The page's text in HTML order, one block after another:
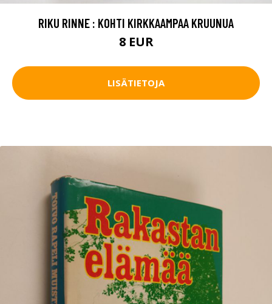
RIKU RINNE : KOHTI KIRKKAAMPAA KRUUNUA
8 EUR
LISÄTIETOJA